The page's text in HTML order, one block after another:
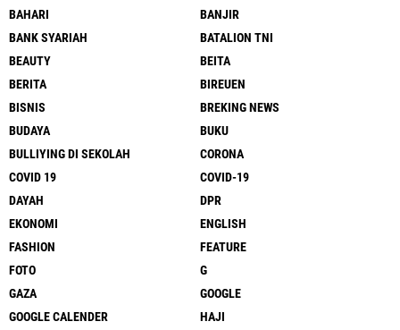
BAHARI
BANJIR
BANK SYARIAH
BATALION TNI
BEAUTY
BEITA
BERITA
BIREUEN
BISNIS
BREKING NEWS
BUDAYA
BUKU
BULLIYING DI SEKOLAH
CORONA
COVID 19
COVID-19
DAYAH
DPR
EKONOMI
ENGLISH
FASHION
FEATURE
FOTO
G
GAZA
GOOGLE
GOOGLE CALENDER
HAJI